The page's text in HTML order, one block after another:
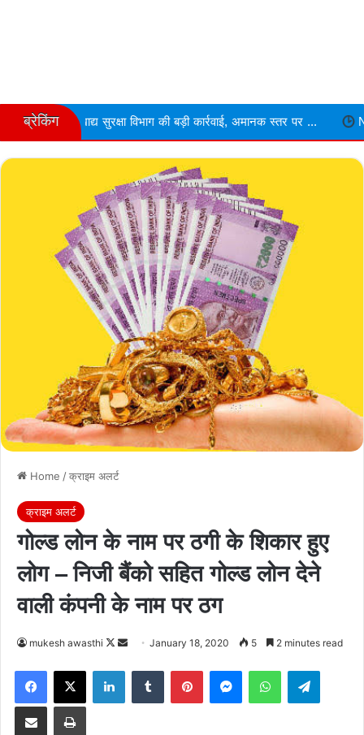
ब्रेकिंगविभाग की बड़ी कार्रवाई, अमानक स्तर पर ... Narmdapuram
Home /क्राइम अलर्ट
क्राइम अलर्ट
गोल्ड लोन के नाम पर ठगी के शिकार हुए
लोग – निजी बैंको सहित गोल्ड लोन देने
वाली कंपनी के नाम पर ठग
mukesh awasthi
Follow
Send
email
January 18, 2020 5 2 minutes read
Facebook
X LinkedInTumblr PinterestMessengerWhatsApp
Share via Email Print